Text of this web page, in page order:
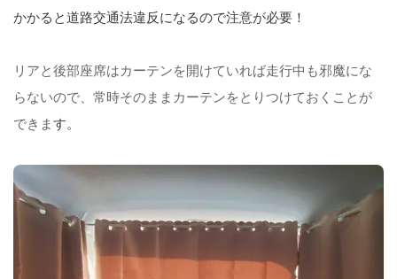
かかると道路交通法違反になるので注意が必要！
リアと後部座席はカーテンを開けていれば走行中も邪魔にな
らないので、常時そのままカーテンをとりつけておくことが
できま す。